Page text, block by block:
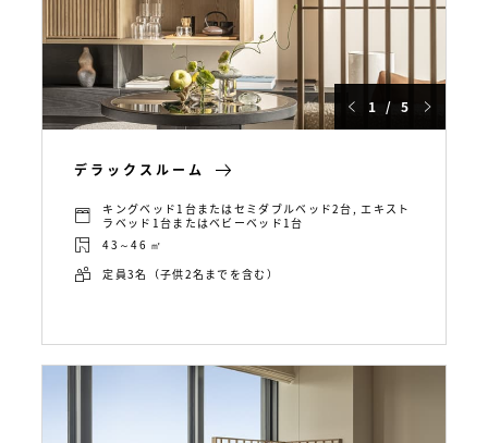
1 / 5
デラックスルーム
キングベッド1台またはセミダブルベッド2台, エキスト
ラベッド1台またはベビーベッド1台
43～46 ㎡
定員3名（子供2名までを含む）